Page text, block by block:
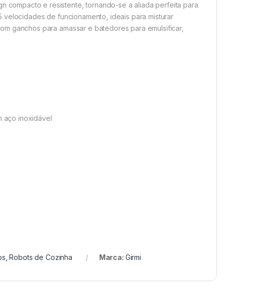
compacto e resistente, tornando-se a aliada perfeita para
de funcionamento, ideais para misturar
ganchos para amassar e batedores para emulsificar,
aço inoxidável
,Robots de Cozinha Marca: Girmi